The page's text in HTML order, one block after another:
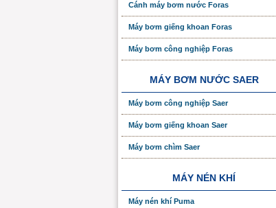
Cánh máy bơm nước Foras
Máy bơm giếng khoan Foras
Máy bơm công nghiệp Foras
MÁY BƠM NƯỚC SAER
Máy bơm công nghiệp Saer
Máy bơm giếng khoan Saer
Máy bơm chìm Saer
MÁY NÉN KHÍ
Máy nén khí Puma